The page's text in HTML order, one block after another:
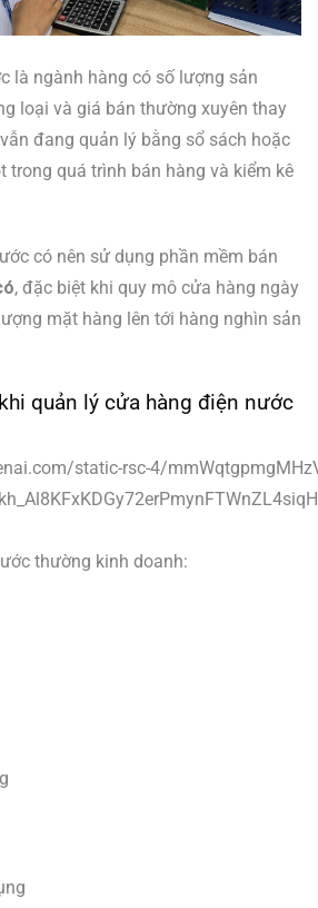
là ngành hàng có số lượng sản
loại và giá bán thường xuyên thay
đang quản lý bằng sổ sách hoặc
trong quá trình bán hàng và kiểm kê
có nên sử dụng phần mềm bán
, đặc biệt khi quy mô cửa hàng ngày
mặt hàng lên tới hàng nghìn sản
quản lý cửa hàng điện nước
thường kinh doanh: